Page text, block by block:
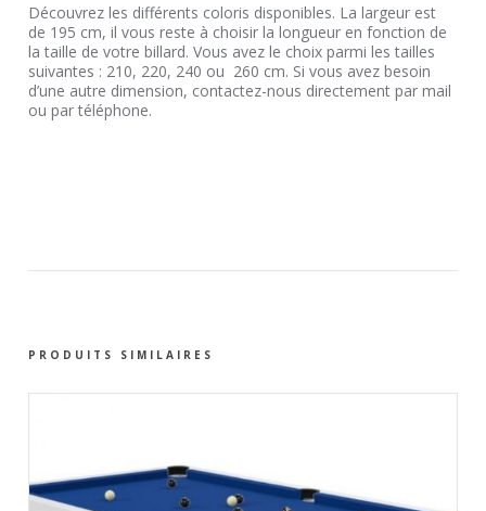
Découvrez les différents coloris disponibles. La largeur est
de 195 cm, il vous reste à choisir la longueur en fonction de
la taille de votre billard. Vous avez le choix parmi les tailles
suivantes : 210, 220, 240 ou 260 cm. Si vous avez besoin
d’une autre dimension, contactez-nous directement par mail
ou par téléphone.
PRODUITS SIMILAIRES